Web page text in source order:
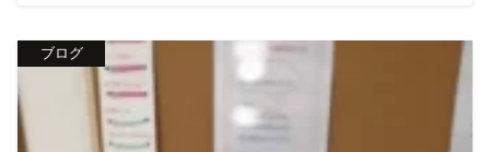
ブログ